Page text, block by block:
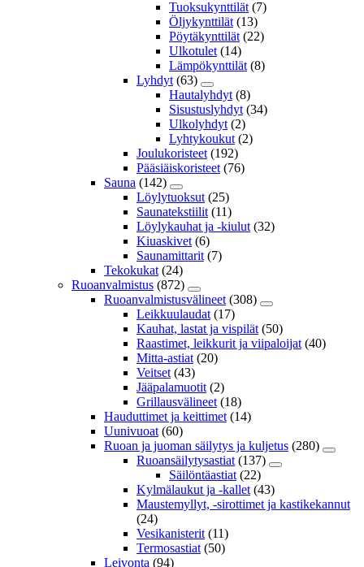
Tuoksukynttilät (7)
Öljykynttilät (13)
Pöytäkynttilät (22)
Ulkotulet (14)
Lämpökynttilät (8)
Lyhdyt (63)
Hautalyhdyt (8)
Sisustuslyhdyt (34)
Ulkolyhdyt (2)
Lyhtykoukut (2)
Joulukoristeet (192)
Pääsiäiskoristeet (76)
Sauna (142)
Löylytuoksut (25)
Saunatekstiilit (11)
Löylykauhat ja -kiulut (32)
Kiuaskivet (6)
Saunamittarit (7)
Tekokukat (24)
Ruoanvalmistus (872)
Ruoanvalmistusvälineet (308)
Leikkuulaudat (17)
Kauhat, lastat ja vispilät (50)
Raastimet, leikkurit ja viipaloijat (40)
Mitta-astiat (20)
Veitset (43)
Jääpalamuotit (2)
Grillausvälineet (18)
Hauduttimet ja keittimet (14)
Uunivuoat (60)
Ruoan ja juoman säilytys ja kuljetus (280)
Ruoansäilytysastiat (137)
Säilöntäastiat (22)
Kylmälaukut ja -kallet (43)
Maustemyllyt, -sirottimet ja kastikekannut
(24)
Vesikanisterit (11)
Termosastiat (50)
Leivonta (94)